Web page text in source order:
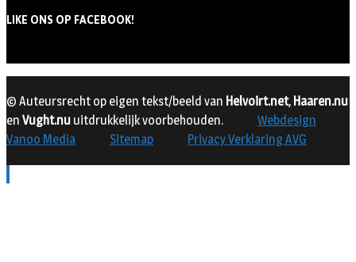
LIKE ONS OP FACEBOOK!
© Auteursrecht op eigen tekst/beeld van Helvoirt.net, Haaren.nu
en Vught.nu uitdrukkelijk voorbehouden.
Webdesign
Vanoo Media
Sitemap Privacy Verklaring AVG